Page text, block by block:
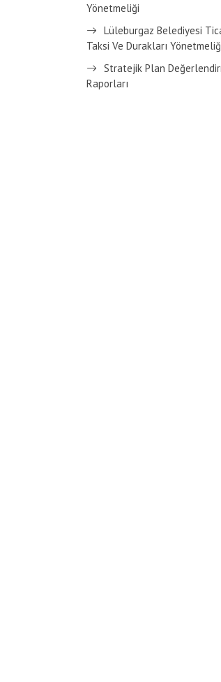
Yönetmeliği
Lüleburgaz Belediyesi
Taksi Ve Durakları
Stratejik Plan
Raporları